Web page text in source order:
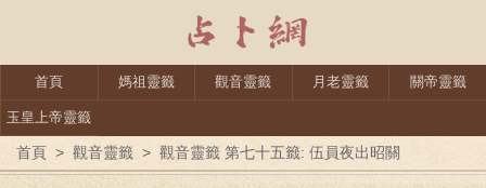
首頁 媽祖靈籤 觀音靈籤 月老靈籤 關帝靈籤
玉皇上帝靈籤
首頁 > 觀音靈籤 > 觀音靈籤 第七十五籤: 伍員夜出昭關